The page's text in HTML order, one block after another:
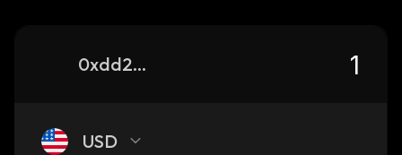
0xdd2cb28ee8dd72c3b3c608f3676646d18706f09a_ethereum
USD